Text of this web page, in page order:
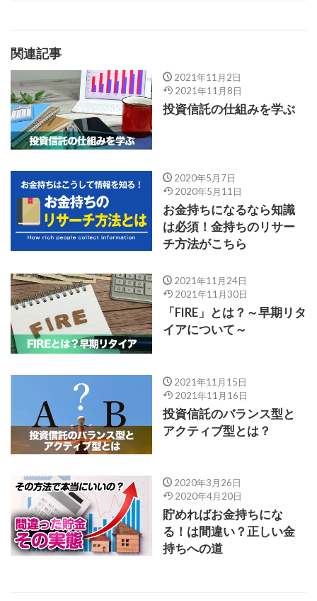
関連記事
2021年11月2日
2021年11月8日
投資信託の仕組みを学ぶ
2020年5月7日
2020年5月11日
お金持ちになるなら知識
は必須！金持ちのリサー
チ方法がこちら
2021年11月24日
2021年11月30日
「FIRE」とは？～早期リタ
イアについて～
2021年11月15日
2021年11月16日
投資信託のバランス型と
アクティブ型とは？
2020年3月26日
2020年4月20日
貯めればお金持ちにな
る！は間違い？正しい金
持ちへの道